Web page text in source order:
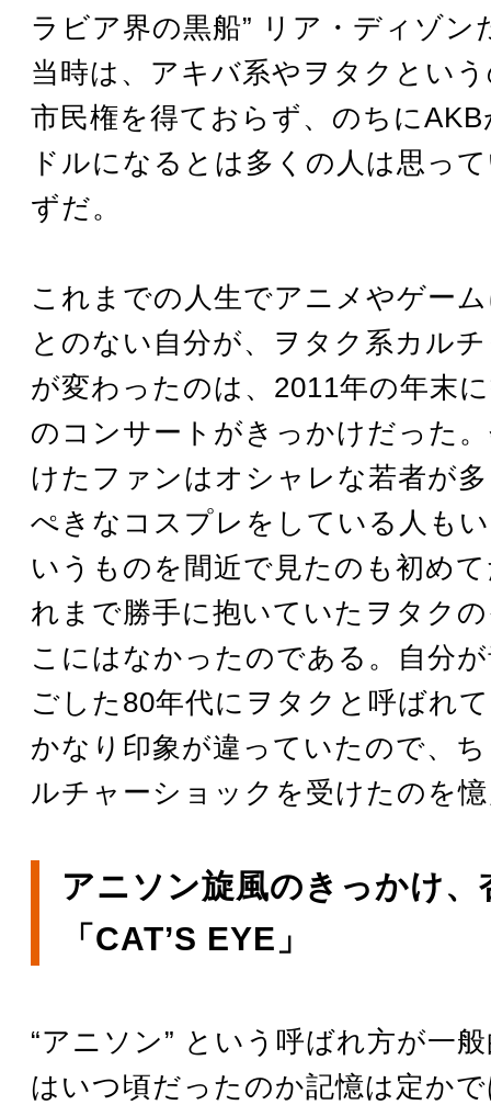
ラビア界の黒船” リア・ディゾン
当時は、アキバ系やヲタクとい
市民権を得ておらず、のちに
ドルになるとは多くの人は思っ
ずだ。
これまでの人生でアニメやゲー
とのない自分が、ヲタク系カル
が変わったのは、2011年の年末
のコンサートがきっかけだった
けたファンはオシャレな若者が
ぺきなコスプレをしている人も
いうものを間近で見たのも初め
れまで勝手に抱いていたヲタク
こにはなかったのである。自分
ごした80年代にヲタクと呼ばれ
かなり印象が違っていたので、
ルチャーショックを受けたのを
アニソン旋風のきっかけ、
「CAT’S EYE」
“アニソン” という呼ばれ方が一
はいつ頃だったのか記憶は定か